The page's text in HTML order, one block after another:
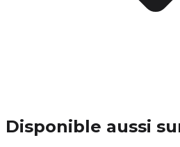
Disponible aussi